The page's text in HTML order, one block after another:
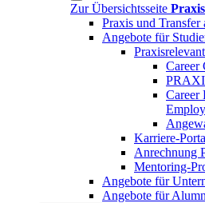
Zur Übersichtsseite
Praxis und Transfer
Angebote für
Career
Career
Karriere-
Anrechnung
Mentoring-
Angebote für
Angebote für